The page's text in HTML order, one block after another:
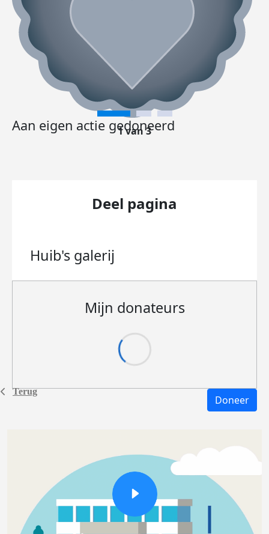
Terug
Aan eigen actie gedoneerd
1 van 3
Deel pagina
Huib's galerij
Mijn donateurs
Doneer